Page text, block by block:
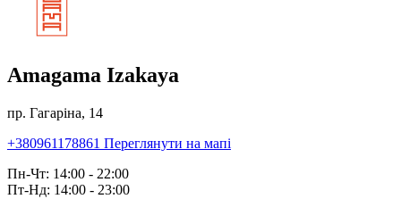
Amagama Izakaya
пр. Гагаріна, 14
+380961178861 Переглянути на мапі
Пн-Чт: 14:00 - 22:00
Пт-Нд: 14:00 - 23:00